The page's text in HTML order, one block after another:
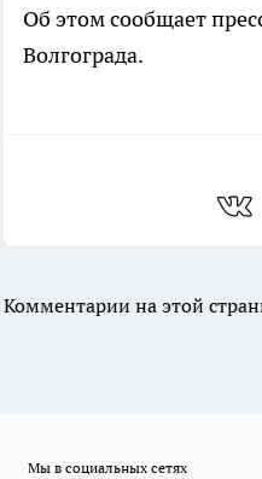
Об этом сообщает
Волгограда.
Комментарии на этой
Мы в социальных сетях